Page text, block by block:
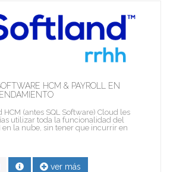
HCM & PAYROLL EN
(antes SQL Software) Cloud les
utilizar toda la funcionalidad del
en la nube, sin tener que incurrir en
ver más